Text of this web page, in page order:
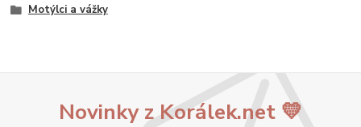
Motýlci a vážky
Novinky z Korálek.net 💛